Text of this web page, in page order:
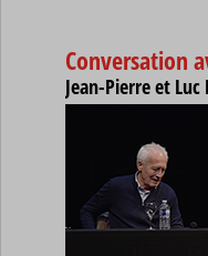
Conversation
Jean-Pierre et Luc